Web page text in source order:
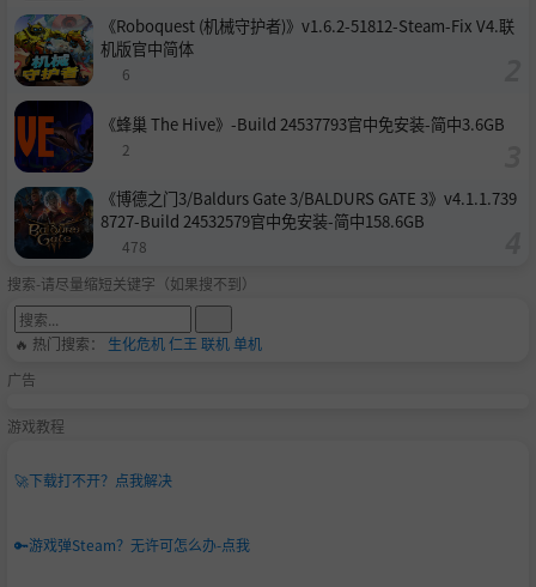
《Roboquest (机械守护者)》v1.6.2-51812-Steam-Fix V4.联
机版官中简体
6
《蜂巢 The Hive》-Build 24537793官中免安装-简中3.6GB
2
《博德之门3/Baldurs Gate 3/BALDURS GATE 3》v4.1.1.739
8727-Build 24532579官中免安装-简中158.6GB
478
搜索-请尽量缩短关键字（如果搜不到）
🔥 热门搜索： 生化危机仁王 联机单机
广告
游戏教程
🚀下载打不开？点我解决
🔑游戏弹Steam？无许可怎么办-点我